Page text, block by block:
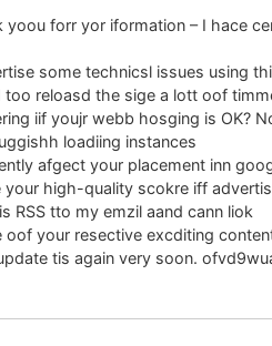
yoou forr yor iformation – I hace
some technicsl issues using
too reloasd the sige a lott oof
iif youjr webb hosging is OK?
loadiing instances
afgect your placement inn
your high-quality scokre iff
RSS tto my emzil aand cann liok
your resective excditing
tis again very soon.